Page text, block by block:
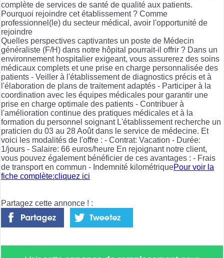
complète de services de santé de qualité aux patients.
Pourquoi rejoindre cet établissement ? Comme
professionnel(le) du secteur médical, avoir l'opportunité de
rejoindre
Quelles perspectives captivantes un poste de Médecin
généraliste (F/H) dans notre hôpital pourrait-il offrir ? Dans un
environnement hospitalier exigeant, vous assurerez des soins
médicaux complets et une prise en charge personnalisée des
patients - Veiller à l'établissement de diagnostics précis et à
l'élaboration de plans de traitement adaptés - Participer à la
coordination avec les équipes médicales pour garantir une
prise en charge optimale des patients - Contribuer à
l'amélioration continue des pratiques médicales et à la
formation du personnel soignant L'établissement recherche un
praticien du 03 au 28 Août dans le service de médecine. Et
voici les modalités de l'offre : - Contrat: Vacation - Durée:
1/jours - Salaire: 66 euros/heure En rejoignant notre client,
vous pouvez également bénéficier de ces avantages : - Frais
de transport en commun - Indemnité kilométriquePour voir la
fiche complète:cliquez ici
Partagez cette annonce ! :